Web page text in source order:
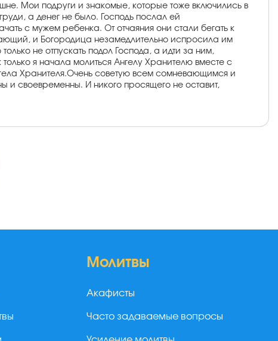
Мои подруги и знакомые, которые тоже включились в
а денег не было. Господь послал ей
с мужем ребенка. От отчаяния они стали бегать к
и Богородица незамедлительно испросила им
не отпускать подол Господа, а идти за ним,
я начала молиться Ангелу Хранителю вместе с
Хранителя.Очень советую всем сомневающимся и
и своевременны. И никого просящего не оставит,
Молитвы
Акафисты
Часто задаваемые вопросы